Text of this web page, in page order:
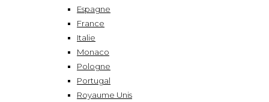
Espagne
France
Italie
Monaco
Pologne
Portugal
Royaume Unis